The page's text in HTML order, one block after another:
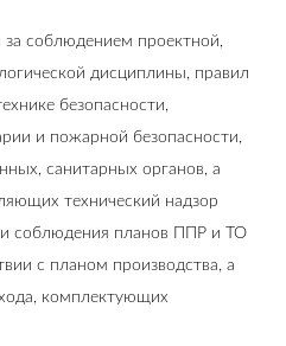
соблюдением проектной,
дисциплины, правил
безопасности,
и пожарной безопасности,
санитарных органов, а
технический надзор
и соблюдения планов ППР и ТО
с планом производства, а
комплектующих